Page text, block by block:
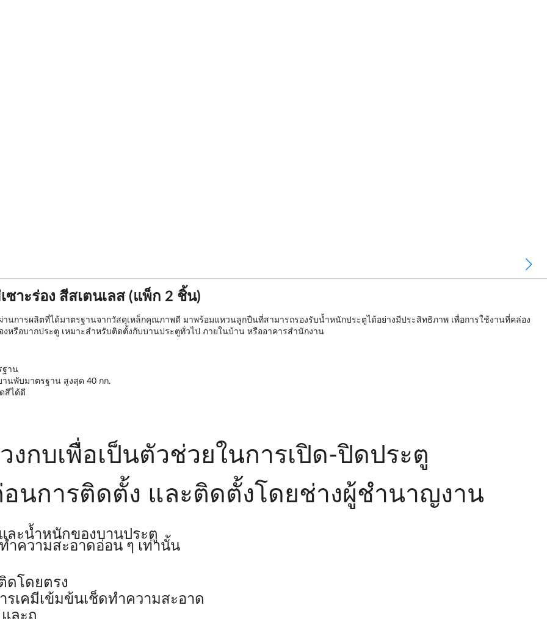
ซาะร่อง สีสเตนเลส (แพ็ก 2 ชิ้น)
นการผลิตที่ได้มาตรฐานจากวัสดุเหล็กคุณภาพดี มาพร้อมแหวนลูกปืนที่สามารถรองรับน้ำหนักประตูได้อย่างมีประสิทธิภาพ เพื่อการใช้งานที่คล่อง
หรือบากประตู เหมาะสำหรับติดตั้งกับบานประตูทั่วไป ภายในบ้าน หรืออาคารสำนักงาน
ฐาน
นพับมาตรฐาน สูงสุด 40 กก.
สีได้ดี
กบเพื่อเป็นตัวช่วยในการเปิด-ปิดประตู
นการติดตั้ง และติดตั้งโดยช่างผู้ชำนาญงาน
ละน้ำหนักของบานประตู
ความสะอาดอ่อน ๆ เท่านั้น
ดโดยตรง
เคมีเข้มข้นเช็ดทำความสะอาด